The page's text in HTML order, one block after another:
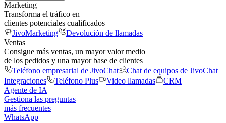
Marketing
Transforma el tráfico en
clientes potenciales cualificados
JivoMarketing
Devolución de llamadas
Ventas
Consigue más ventas, un mayor valor medio
de los pedidos y una mayor base de clientes
Teléfono empresarial de JivoChat
Chat de equipos de JivoChat
Integraciones
Teléfono Plus Video llamadas
CRM
Agente de IA
Gestiona las preguntas
más frecuentes
WhatsApp